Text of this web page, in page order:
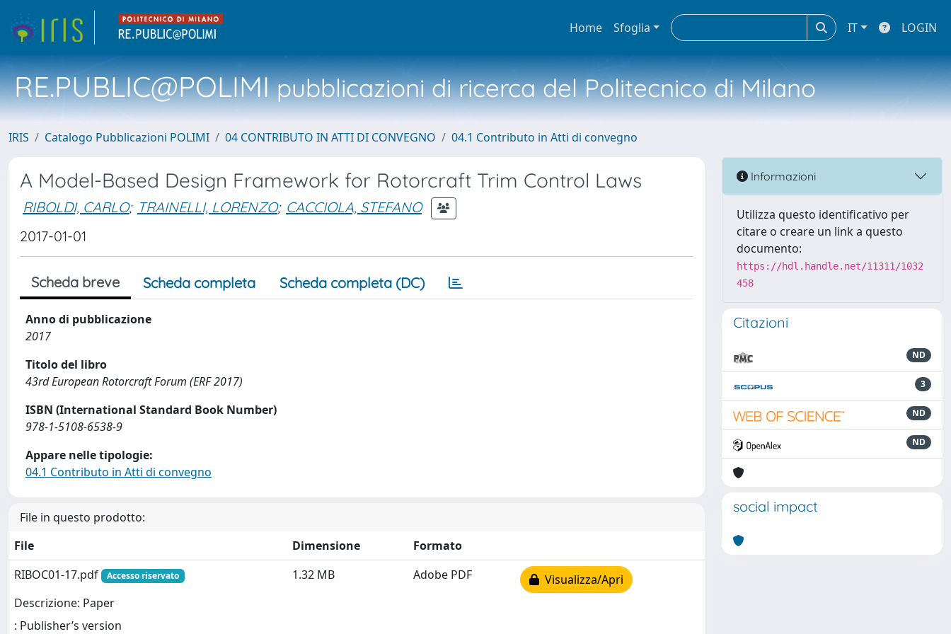
Home Sfoglia IT LOGIN
RE.PUBLIC@POLIMIpubblicazioni di ricerca del Politecnico di Milano
IRIS Catalogo Pubblicazioni POLIMI 04 CONTRIBUTO IN ATTI DI CONVEGNO 04.1 Contributo in Atti di convegno
A Model-Based Design Framework for Rotorcraft Trim Control Laws
RIBOLDI, CARLO; TRAINELLI, LORENZO; CACCIOLA, STEFANO
2017-01-01
Scheda breve Scheda completa Scheda completa (DC)
Anno di pubblicazione
2017
Titolo del libro
43rd European Rotorcraft Forum (ERF 2017)
ISBN (International Standard Book Number)
978-1-5108-6538-9
Appare nelle tipologie:
04.1 Contributo in Atti di convegno
File in questo prodotto:
File
Dimensione
Formato
RIBOC01-17.pdf
Accesso riservato
Descrizione: Paper
: Publisher’s version
1.32 MB Adobe PDF Visualizza/Apri
Informazioni
Utilizza questo identificativo per
citare o creare un link a questo
documento:
https://hdl.handle.net/11311/1032
458
Citazioni
ND
3
ND
ND
social impact